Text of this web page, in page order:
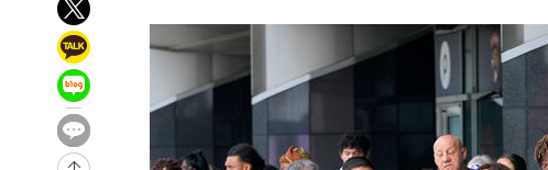
-23630초 전 >
-22315초 전 >
경찰, '홍명보는 2순위' 결론냈던 스포츠윤리센터도 압수수색
-7911초 전 >
[속보]합참 "北 발사체는 단거리탄도미사일…감시·경계태세 강화"
-7659초 전 >
日방위성, 北이 동해로 쏜 발사체는 탄도미사일 가능성
-6089초 전 >
[속보] SKT, 에이닷 서비스 장애 발생…"원인 파악 중"
-5495초 전 >
[속보]합참 "북, 동해상으로 미상 발사체 발사"